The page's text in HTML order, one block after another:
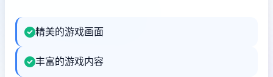
精美的游戏画面
丰富的游戏内容